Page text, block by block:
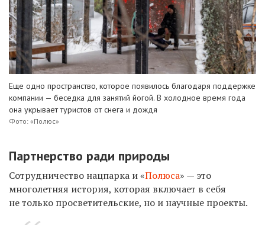
Еще одно пространство, которое появилось благодаря поддержке
компании — беседка для занятий йогой. В холодное время года
она укрывает туристов от снега и дождя
Фото: «Полюс»
Партнерство ради природы
Сотрудничество нацпарка и «Полюса» — это
многолетняя история, которая включает в себя
не только просветительские, но и научные проекты.